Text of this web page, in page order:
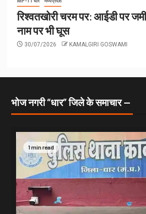
रिश्वतखोरी चरम पर: आईडी पर
नाम पर भी घूस
30/07/2026 KAMALGIRI GOSWAMI
भोज नगरी “धार” जिले के समाचार —
1 min read